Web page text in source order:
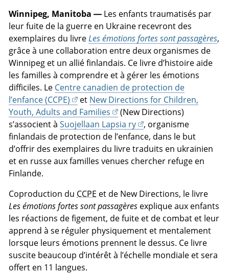
Winnipeg, Manitoba — Les enfants traumatisés par
leur fuite de la guerre en Ukraine recevront des
exemplaires du livreLes émotions fortes sont passagères,
grâce à une collaboration entre deux organismes de
Winnipeg et un allié finlandais. Ce livre d’histoire aide
les familles à comprendre et à gérer les émotions
difficiles. Le Centre canadien de protection de
l’enfance (CCPE)
et New Directions for Children,
Youth, Adults and Families
(New Directions)
s’associent àSuojellaan Lapsia ry
, organisme
finlandais de protection de l’enfance, dans le but
d’offrir des exemplaires du livre traduits en ukrainien
et en russe aux familles venues chercher refuge en
Finlande.
Coproduction du CCPE et de New Directions, le livre
Les émotions fortes sont passagères explique aux enfants
les réactions de figement, de fuite et de combat et leur
apprend à se réguler physiquement et mentalement
lorsque leurs émotions prennent le dessus. Ce livre
suscite beaucoup d’intérêt à l’échelle mondiale et sera
offert en 11 langues.